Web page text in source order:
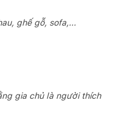
ghế gỗ, sofa,...
gia chủ là người thích